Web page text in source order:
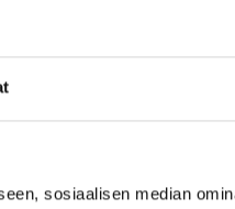
sosiaalisen median
också